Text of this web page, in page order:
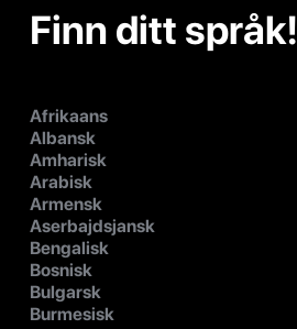
Finn ditt språk!
Afrikaans
Albansk
Amharisk
Arabisk
Armensk
Aserbajdsjansk
Bengalisk
Bosnisk
Bulgarsk
Burmesisk